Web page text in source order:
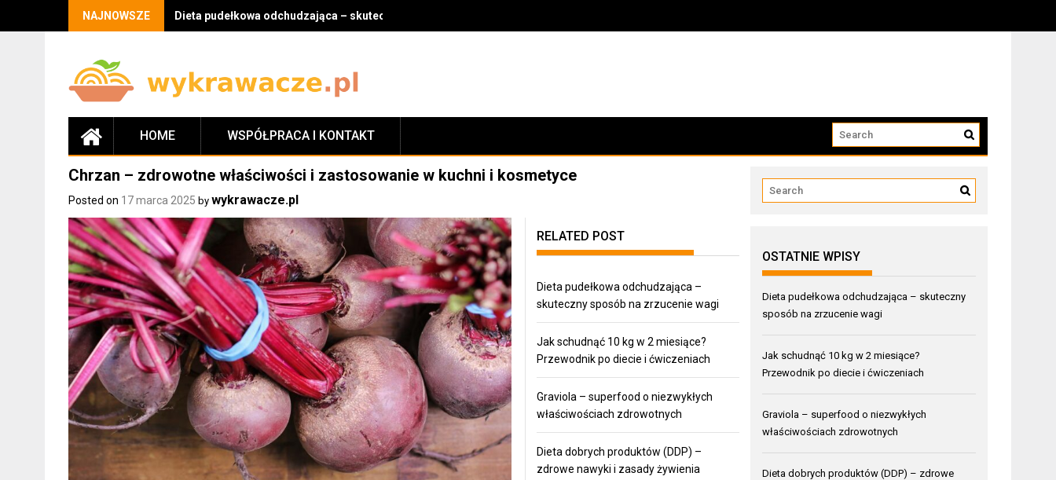
NAJNOWSZE Dieta pudełkowa odchudzająca – skuteczny sposób na zrzucenie wagi
HOME WSPÓŁPRACA I KONTAKT
Chrzan – zdrowotne właściwości i zastosowanie w kuchni i kosmetyce
Posted on 17 marca 2025 by wykrawacze.pl
RELATED POST
Dieta pudełkowa odchudzająca –
skuteczny sposób na zrzucenie wagi
Jak schudnąć 10 kg w 2 miesiące?
Przewodnik po diecie i ćwiczeniach
Graviola – superfood o niezwykłych
właściwościach zdrowotnych
Dieta dobrych produktów (DDP) –
zdrowe nawyki i zasady żywienia
OSTATNIE WPISY
Dieta pudełkowa odchudzająca – skuteczny
sposób na zrzucenie wagi
Jak schudnąć 10 kg w 2 miesiące?
Przewodnik po diecie i ćwiczeniach
Graviola – superfood o niezwykłych
właściwościach zdrowotnych
Dieta dobrych produktów (DDP) – zdrowe